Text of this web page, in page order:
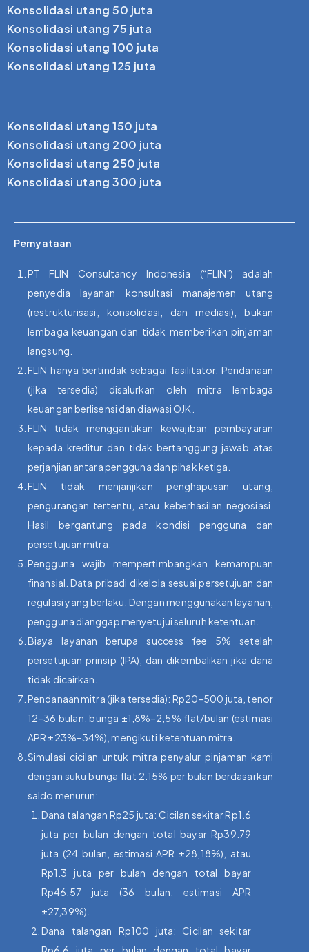
Konsolidasi utang 50 juta
Konsolidasi utang 75 juta
Konsolidasi utang 100 juta
Konsolidasi utang 125 juta
Konsolidasi utang 150 juta
Konsolidasi utang 200 juta
Konsolidasi utang 250 juta
Konsolidasi utang 300 juta
Pernyataan
PT FLIN Consultancy Indonesia (“FLIN”) adalah
penyedia layanan konsultasi manajemen utang
(restrukturisasi, konsolidasi, dan mediasi), bukan
lembaga keuangan dan tidak memberikan pinjaman
langsung.
FLIN hanya bertindak sebagai fasilitator. Pendanaan
(jika tersedia) disalurkan oleh mitra lembaga
keuangan berlisensi dan diawasi OJK.
FLIN tidak menggantikan kewajiban pembayaran
kepada kreditur dan tidak bertanggung jawab atas
perjanjian antara pengguna dan pihak ketiga.
FLIN tidak menjanjikan penghapusan utang,
pengurangan tertentu, atau keberhasilan negosiasi.
Hasil bergantung pada kondisi pengguna dan
persetujuan mitra.
Pengguna wajib mempertimbangkan kemampuan
finansial. Data pribadi dikelola sesuai persetujuan dan
regulasi yang berlaku. Dengan menggunakan layanan,
pengguna dianggap menyetujui seluruh ketentuan.
Biaya layanan berupa success fee 5% setelah
persetujuan prinsip (IPA), dan dikembalikan jika dana
tidak dicairkan.
Pendanaan mitra (jika tersedia): Rp20–500 juta, tenor
12–36 bulan, bunga ±1,8%–2,5% flat/bulan (estimasi
APR ±23%–34%), mengikuti ketentuan mitra.
Simulasi cicilan untuk mitra penyalur pinjaman kami
dengan suku bunga flat 2.15% per bulan berdasarkan
saldo menurun:
Dana talangan Rp25 juta: Cicilan sekitar Rp1.6
juta per bulan dengan total bayar Rp39.79
juta (24 bulan, estimasi APR ±28,18%), atau
Rp1.3 juta per bulan dengan total bayar
Rp46.57 juta (36 bulan, estimasi APR
±27,39%).
Dana talangan Rp100 juta: Cicilan sekitar